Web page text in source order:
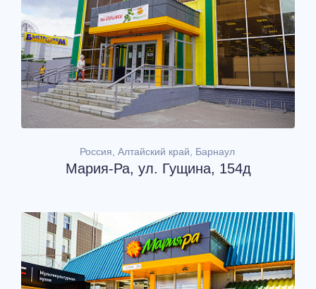
Россия, Алтайский край, Барнаул
Мария-Ра, ул. Гущина, 154д